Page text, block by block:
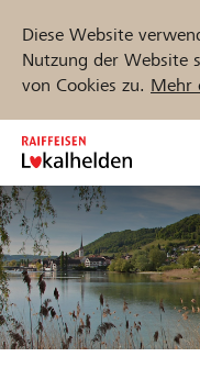
Diese Website
Nutzung der Website
von Cookies zu. Mehr
Zum
Inhalt
springen
Projekte und